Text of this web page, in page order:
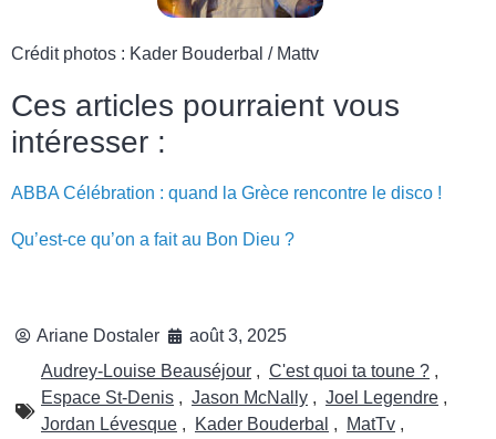
Crédit photos : Kader Bouderbal / Mattv
Ces articles pourraient vous
intéresser :
ABBA Célébration : quand la Grèce rencontre le disco !
Qu’est-ce qu’on a fait au Bon Dieu ?
Ariane Dostaler
août 3, 2025
Audrey-Louise Beauséjour , C'est quoi ta toune ? ,
Espace St-Denis , Jason McNally , Joel Legendre ,
Jordan Lévesque , Kader Bouderbal , MatTv ,